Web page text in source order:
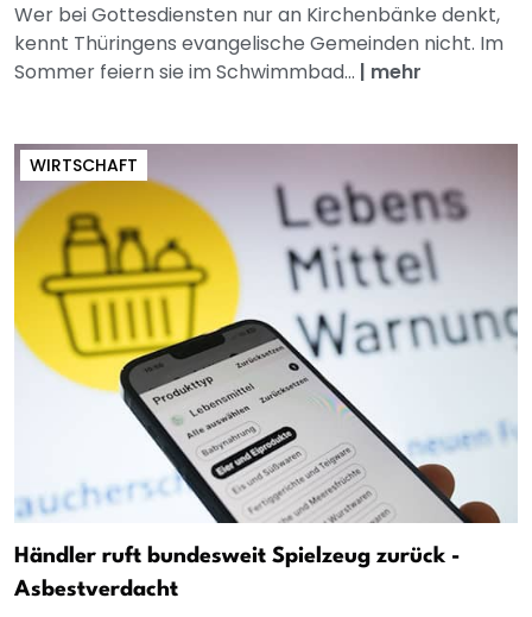
Wer bei Gottesdiensten nur an Kirchenbänke denkt,
kennt Thüringens evangelische Gemeinden nicht. Im
Sommer feiern sie im Schwimmbad... | mehr
WIRTSCHAFT
Händler ruft bundesweit Spielzeug zurück -
Asbestverdacht